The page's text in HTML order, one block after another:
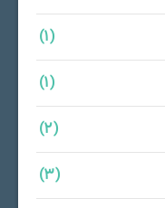
(1)
(1)
(2)
(3)